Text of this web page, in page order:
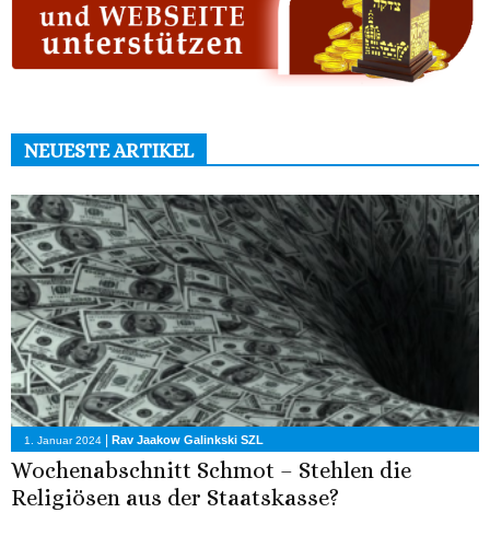
NEUESTE ARTIKEL
1. Januar 2024 | Rav Jaakow Galinkski SZL
Wochenabschnitt Schmot – Stehlen die
Religiösen aus der Staatskasse?